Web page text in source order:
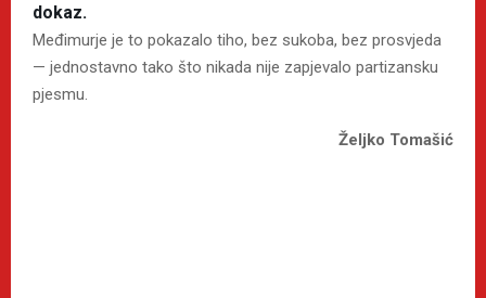
dokaz.
Međimurje je to pokazalo tiho, bez sukoba, bez prosvjeda
— jednostavno tako što nikada nije zapjevalo partizansku
pjesmu.
Željko Tomašić